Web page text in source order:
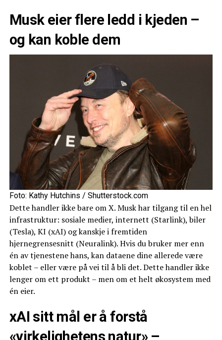
Musk eier flere ledd i kjeden –
og kan koble dem
Foto: Kathy Hutchins / Shutterstock.com
Dette handler ikke bare om X. Musk har tilgang til en hel
infrastruktur: sosiale medier, internett (Starlink), biler
(Tesla), KI (xAI) og kanskje i fremtiden
hjernegrensesnitt (Neuralink). Hvis du bruker mer enn
én av tjenestene hans, kan dataene dine allerede være
koblet – eller være på vei til å bli det. Dette handler ikke
lenger om ett produkt – men om et helt økosystem med
én eier.
xAI sitt mål er å forstå